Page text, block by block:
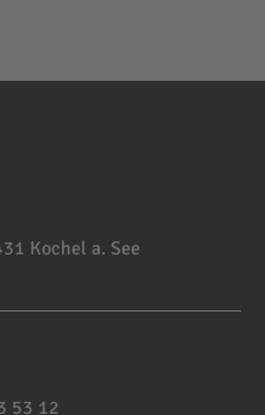
Kochel a. See
53 12